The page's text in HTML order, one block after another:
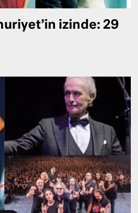
izinde: 29